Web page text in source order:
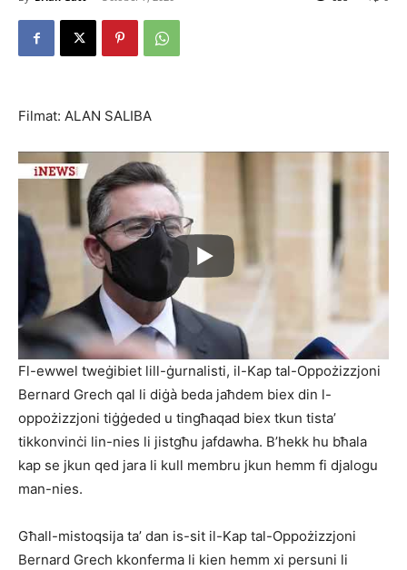
Filmat: ALAN SALIBA
Fl-ewwel tweġibiet lill-ġurnalisti, il-Kap tal-Oppożizzjoni
Bernard Grech qal li diġà beda jaħdem biex din l-
oppożizzjoni tiġġeded u tingħaqad biex tkun tista’
tikkonvinċi lin-nies li jistgħu jafdawha. B’hekk hu bħala
kap se jkun qed jara li kull membru jkun hemm fi djalogu
man-nies.
Għall-mistoqsija ta’ dan is-sit il-Kap tal-Oppożizzjoni
Bernard Grech kkonferma li kien hemm xi persuni li